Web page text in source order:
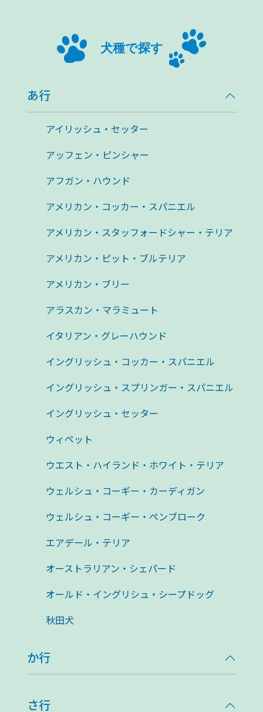
犬種で探す
あ行
アイリッシュ・セッター
アッフェン・ピンシャー
アフガン・ハウンド
アメリカン・コッカー・スパニエル
アメリカン・スタッフォードシャー・テリア
アメリカン・ピット・ブルテリア
アメリカン・ブリー
アラスカン・マラミュート
イタリアン・グレーハウンド
イングリッシュ・コッカー・スパニエル
イングリッシュ・スプリンガー・スパニエル
イングリッシュ・セッター
ウィペット
ウエスト・ハイランド・ホワイト・テリア
ウェルシュ・コーギー・カーディガン
ウェルシュ・コーギー・ペンブローク
エアデール・テリア
オーストラリアン・シェパード
オールド・イングリシュ・シープドッグ
秋田犬
か行
さ行